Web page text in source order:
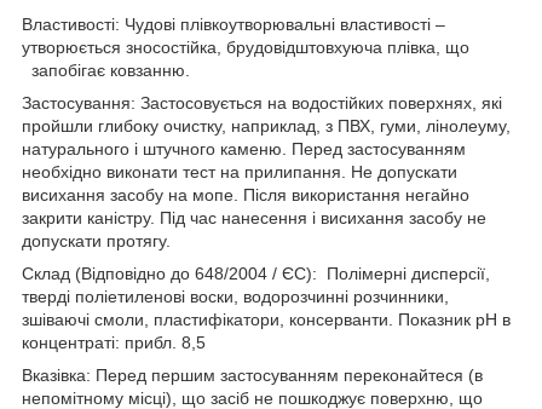
Властивості: Чудові плівкоутворювальні властивості –
утворюється зносостійка, брудовідштовхуюча плівка, що
запобігає ковзанню.
Застосування: Застосовується на водостійких поверхнях, які
пройшли глибоку очистку, наприклад, з ПВХ, гуми, лінолеуму,
натурального і штучного каменю. Перед застосуванням
необхідно виконати тест на прилипання. Не допускати
висихання засобу на мопе. Після використання негайно
закрити каністру. Під час нанесення і висихання засобу не
допускати протягу.
Склад (Відповідно до 648/2004 / ЄС): Полімерні дисперсії,
тверді поліетиленові воски, водорозчинні розчинники,
зшіваючі смоли, пластифікатори, консерванти. Показник pH в
концентраті: прибл. 8,5
Вказівка: Перед першим застосуванням переконайтеся (в
непомітному місці), що засіб не пошкоджує поверхню, що